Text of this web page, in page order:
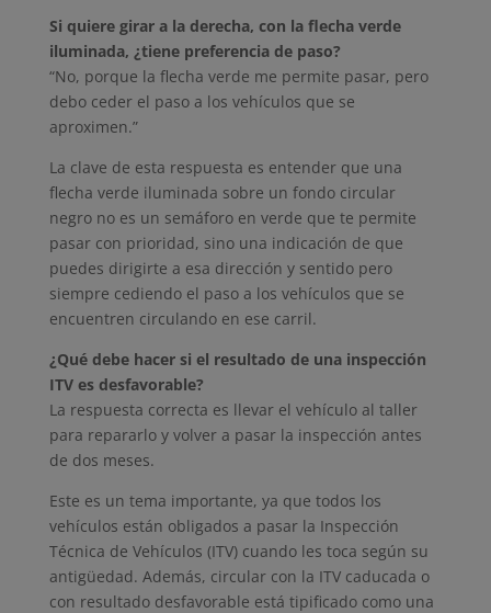
Si quiere girar a la derecha, con la flecha verde
iluminada, ¿tiene preferencia de paso?
“No, porque la flecha verde me permite pasar, pero
debo ceder el paso a los vehículos que se
aproximen.”
La clave de esta respuesta es entender que una
flecha verde iluminada sobre un fondo circular
negro no es un semáforo en verde que te permite
pasar con prioridad, sino una indicación de que
puedes dirigirte a esa dirección y sentido pero
siempre cediendo el paso a los vehículos que se
encuentren circulando en ese carril.
¿Qué debe hacer si el resultado de una inspección
ITV es desfavorable?
La respuesta correcta es llevar el vehículo al taller
para repararlo y volver a pasar la inspección antes
de dos meses.
Este es un tema importante, ya que todos los
vehículos están obligados a pasar la Inspección
Técnica de Vehículos (ITV) cuando les toca según su
antigüedad. Además, circular con la ITV caducada o
con resultado desfavorable está tipificado como una